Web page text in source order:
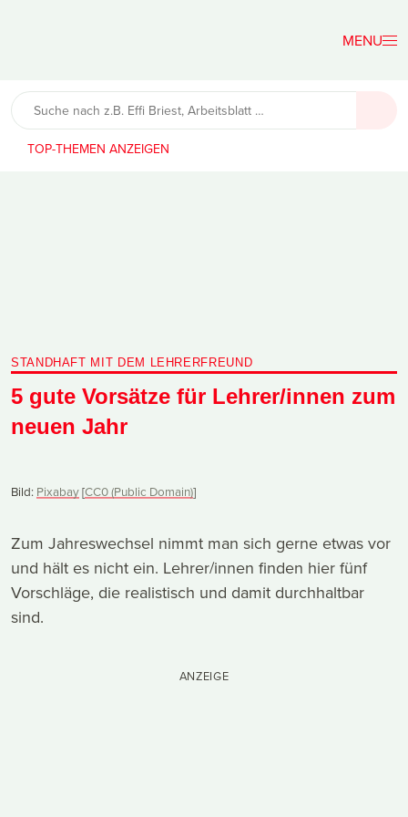
Lehrerfreund
TOP-THEMEN
STANDHAFT MIT DEM LEHRERFREUND
5 gute Vorsätze für Lehrer/innen zum
neuen Jahr
Bild: Pixabay[CC0 (Public Domain)]
Zum Jahreswechsel nimmt man sich gerne etwas vor
und hält es nicht ein. Lehrer/innen finden hier fünf
Vorschläge, die realistisch und damit durchhaltbar
sind.
ANZEIGE